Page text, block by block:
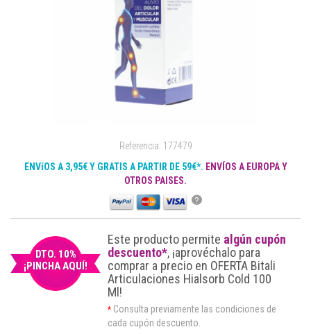
Referencia: 177479
ENVíOS A 3,95€ Y GRATIS A PARTIR DE 59€*. ENVÍOS A EUROPA Y
OTROS PAISES.
?
DTO. 10%
¡PINCHA AQUÍ!
Este producto permite algún cupón
descuento*, ¡aprovéchalo para
comprar a precio en OFERTA Bitali
Articulaciones Hialsorb Cold 100
Ml!
* Consulta previamente las condiciones de
cada cupón descuento.